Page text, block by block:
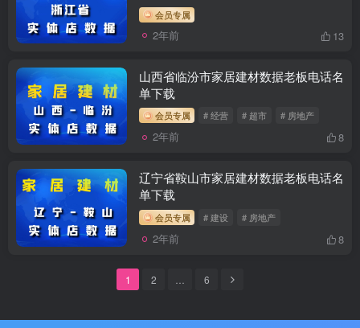
会员专属
2年前 13
山西省临汾市家居建材数据老板电话名
单下载
会员专属 # 经营 # 超市 # 房地产
2年前 8
辽宁省鞍山市家居建材数据老板电话名
单下载
会员专属 # 建设 # 房地产
2年前 8
1 2 6